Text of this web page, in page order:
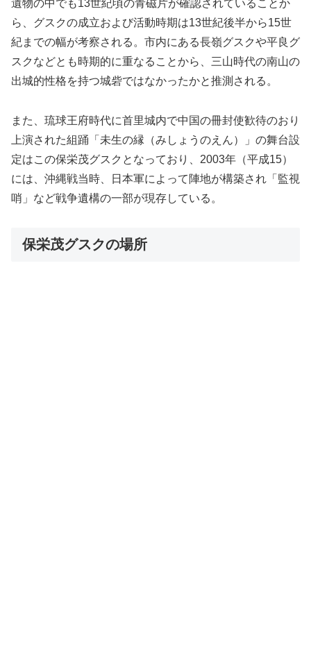
遺物の中でも13世紀頃の青磁片が確認されていることか
ら、グスクの成立および活動時期は13世紀後半から15世
紀までの幅が考察される。市内にある長嶺グスクや平良グ
スクなどとも時期的に重なることから、三山時代の南山の
出城的性格を持つ城砦ではなかったかと推測される。
また、琉球王府時代に首里城内で中国の冊封使歓待のおり
上演された組踊「未生の縁（みしょうのえん）」の舞台設
定はこの保栄茂グスクとなっており、2003年（平成15）
には、沖縄戦当時、日本軍によって陣地が構築され「監視
哨」など戦争遺構の一部が現存している。
保栄茂グスクの場所